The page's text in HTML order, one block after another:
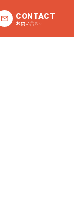
CONTACT
お問い合わせ